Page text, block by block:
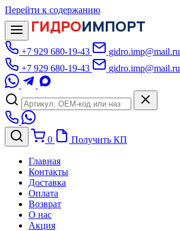
Перейти к содержанию
ГИДРОИМПОРТ
+7 929 680-19-43
gidro.imp@mail.ru
+7 929 680-19-43
gidro.imp@mail.ru
0 Получить КП
Главная
Контакты
Доставка
Оплата
Возврат
О нас
Акция